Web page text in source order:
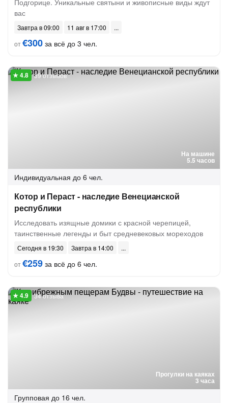
Подгорице. Уникальные святыни и живописные виды ждут
вас
Завтра в 09:00
11 авг в 17:00
от€300 за всё до 3 чел.
На машине
5.5 часов
39 отзывов
Индивидуальная до 6 чел.
Котор и Пераст - наследие Венецианской
республики
Исследовать изящные домики с красной черепицей,
таинственные легенды и быт средневековых мореходов
Сегодня в 19:30
Завтра в 14:00
от€259 за всё до 6 чел.
Прогулки на каяках
3 часа
34 отзыва
Групповая до 16 чел.